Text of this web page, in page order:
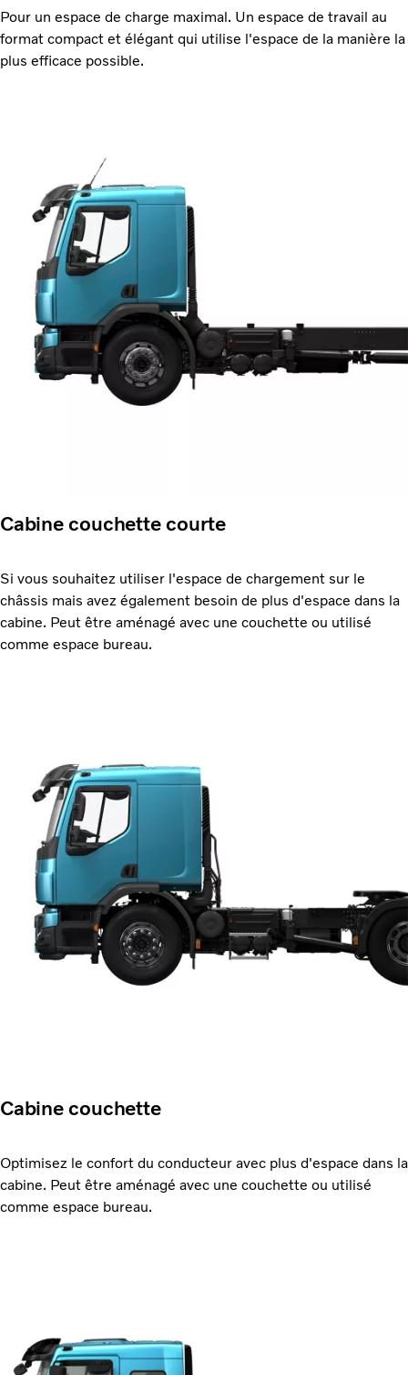
Pour un espace de charge maximal. Un espace de travail au
format compact et élégant qui utilise l'espace de la manière la
plus efficace possible.
Cabine couchette courte
Si vous souhaitez utiliser l'espace de chargement sur le
châssis mais avez également besoin de plus d'espace dans la
cabine. Peut être aménagé avec une couchette ou utilisé
comme espace bureau.
Cabine couchette
Optimisez le confort du conducteur avec plus d'espace dans la
cabine. Peut être aménagé avec une couchette ou utilisé
comme espace bureau.